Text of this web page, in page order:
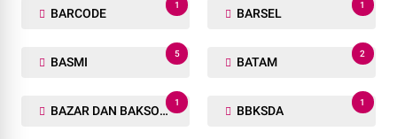
BARCODE
1
BARSEL
1
BASMI
5
BATAM
2
BAZAR DAN BAKSOS RAMADHAN
1
BBKSDA
1